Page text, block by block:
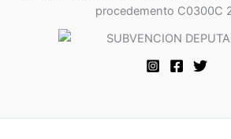
procedemento C0300C